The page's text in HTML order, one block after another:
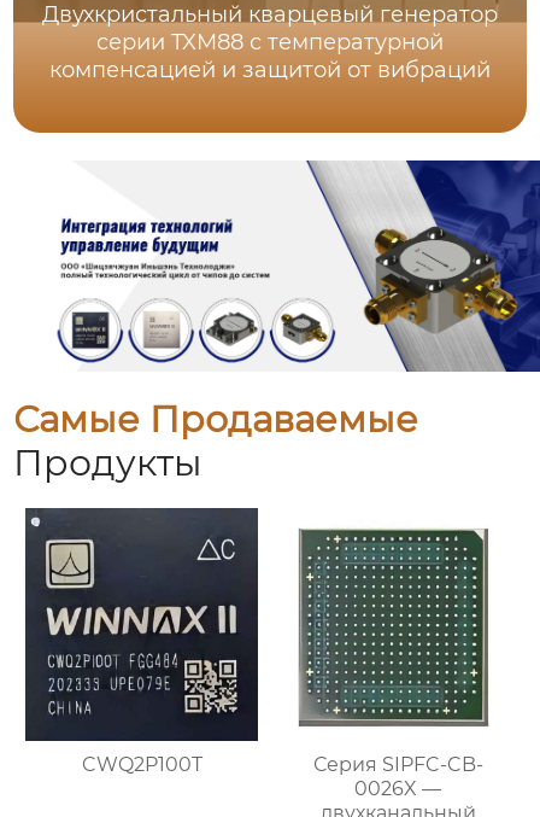
Двухкристальный кварцевый генератор
серии TXM88 с температурной
компенсацией и защитой от вибраций
Самые Продаваемые
Продукты
CWQ2P100T
Серия SIPFC-CB-
0026X —